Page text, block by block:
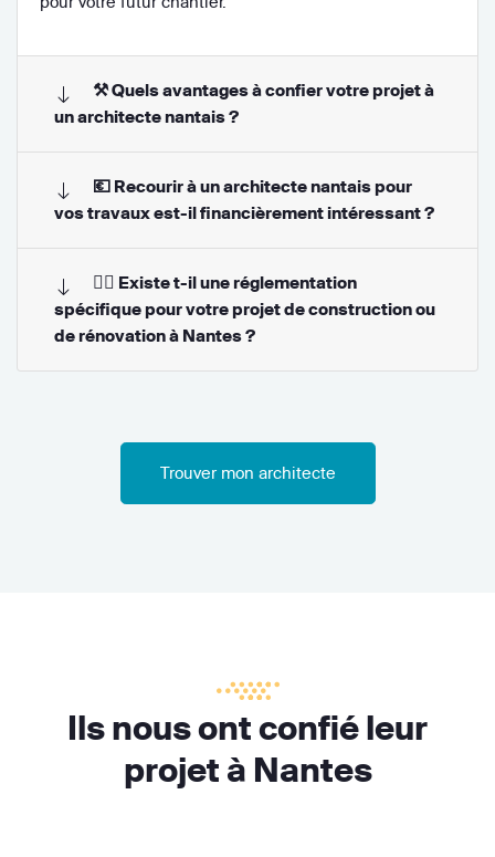
⚒ Quels avantages à confier votre projet à
un architecte nantais ?
💶 Recourir à un architecte nantais pour
vos travaux est-il financièrement intéressant ?
👨‍⚖️ Existe t-il une réglementation
spécifique pour votre projet de construction ou
de rénovation à Nantes ?
Trouver mon architecte
Ils nous ont confié leur
projet à Nantes